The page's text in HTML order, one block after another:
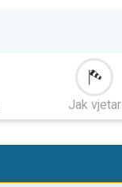
Jak vjetar